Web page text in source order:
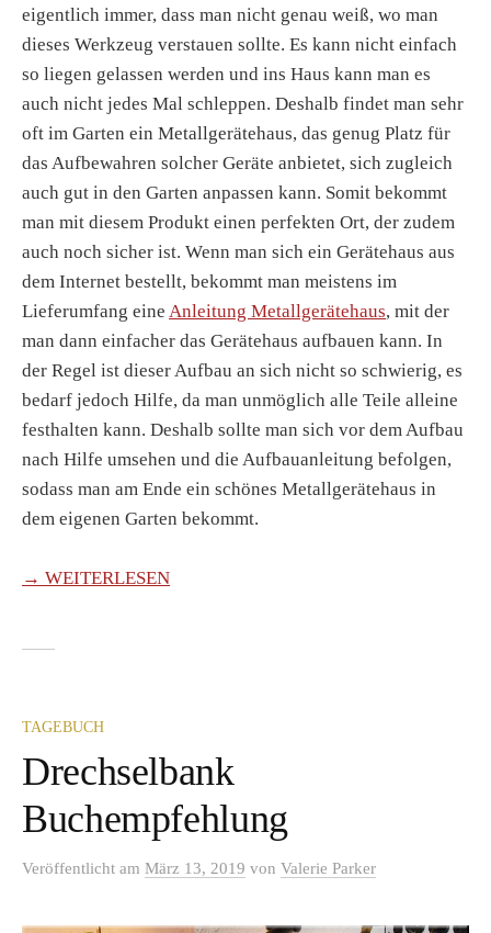
eigentlich immer, dass man nicht genau weiß, wo man
dieses Werkzeug verstauen sollte. Es kann nicht einfach
so liegen gelassen werden und ins Haus kann man es
auch nicht jedes Mal schleppen. Deshalb findet man sehr
oft im Garten ein Metallgerätehaus, das genug Platz für
das Aufbewahren solcher Geräte anbietet, sich zugleich
auch gut in den Garten anpassen kann. Somit bekommt
man mit diesem Produkt einen perfekten Ort, der zudem
auch noch sicher ist. Wenn man sich ein Gerätehaus aus
dem Internet bestellt, bekommt man meistens im
Lieferumfang eine Anleitung Metallgerätehaus, mit der
man dann einfacher das Gerätehaus aufbauen kann. In
der Regel ist dieser Aufbau an sich nicht so schwierig, es
bedarf jedoch Hilfe, da man unmöglich alle Teile alleine
festhalten kann. Deshalb sollte man sich vor dem Aufbau
nach Hilfe umsehen und die Aufbauanleitung befolgen,
sodass man am Ende ein schönes Metallgerätehaus in
dem eigenen Garten bekommt.
→ WEITERLESEN
TAGEBUCH
Drechselbank
Buchempfehlung
Veröffentlicht am März 13, 2019 von Valerie Parker